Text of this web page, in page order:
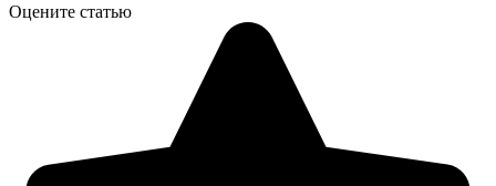
Оцените статью